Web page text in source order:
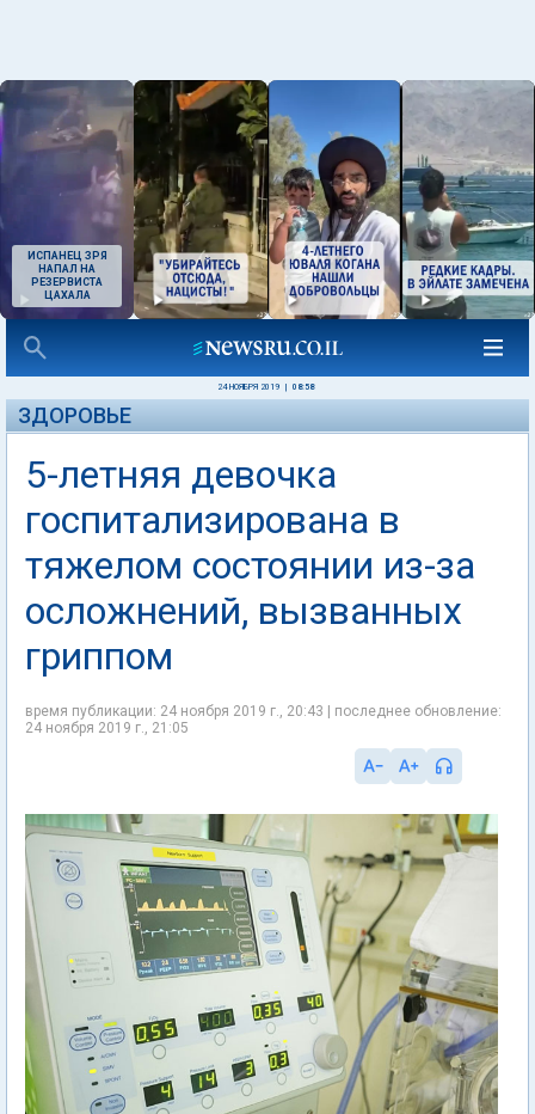
ИСПАНЕЦ ЗРЯ
НАПАЛ НА
РЕЗЕРВИСТА
ЦАХАЛА
24 НОЯБРЯ 2019 08:58
ЗДОРОВЬЕ
5-летняя девочка
госпитализирована в
тяжелом состоянии из-за
осложнений, вызванных
гриппом
время публикации: 24 ноября 2019 г., 20:43 | последнее обновление:
24 ноября 2019 г., 21:05